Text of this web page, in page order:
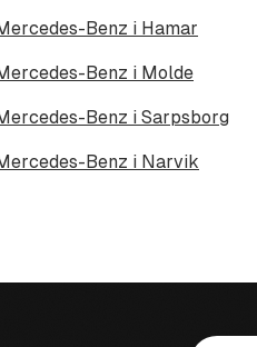
Benz i Hamar
Benz i Molde
Benz i Sarpsborg
Benz i Narvik